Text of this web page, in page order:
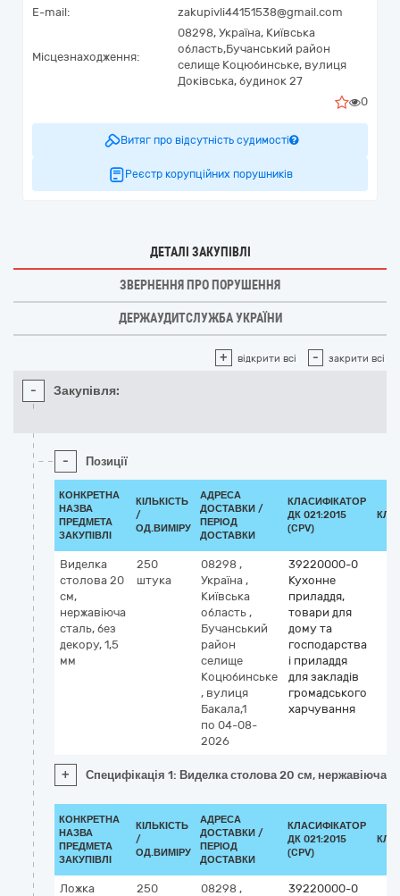
E-mail:
zakupivli44151538@gmail.com
Місцезнаходження:
08298, Україна, Київська
область,Бучанський район
селище Коцюбинське, вулиця
Доківська, будинок 27
0
Витяг про відсутність судимості
Реєстр корупційних порушників
ДЕТАЛІ ЗАКУПІВЛІ
ЗВЕРНЕННЯ ПРО ПОРУШЕННЯ
ДЕРЖАУДИТСЛУЖБА УКРАЇНИ
+ відкрити всі - закрити всі
- Закупівля:
- Позиції
КОНКРЕТНА
НАЗВА
ПРЕДМЕТА
ЗАКУПІВЛІ
КІЛЬКІСТЬ
/
ОД.ВИМІРУ
АДРЕСА
ДОСТАВКИ /
ПЕРІОД
ДОСТАВКИ
КЛАСИФІКАТОР
ДК 021:2015
(CPV)
Виделка
столова 20
см,
нержавіюча
сталь, без
декору, 1,5
мм
250
штука
08298 ,
Україна ,
Київська
область ,
Бучанський
район
селище
Коцюбинське
, вулиця
Бакала,1
по 04-08-
2026
39220000-0
Кухонне
приладдя,
товари для
дому та
господарства
і приладдя
для закладів
громадського
харчування
+ Специфікація 1: Виделка столова 20 см, нержавіюча
КОНКРЕТНА
НАЗВА
ПРЕДМЕТА
ЗАКУПІВЛІ
КІЛЬКІСТЬ
/
ОД.ВИМІРУ
АДРЕСА
ДОСТАВКИ /
ПЕРІОД
ДОСТАВКИ
КЛАСИФІКАТОР
ДК 021:2015
(CPV)
Ложка
250
08298 ,
39220000-0